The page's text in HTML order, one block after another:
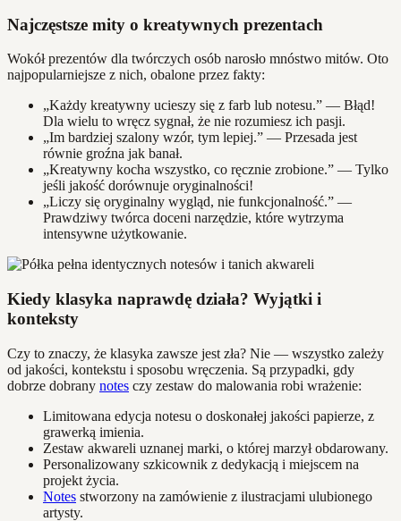
Najczęstsze mity o kreatywnych prezentach
Wokół prezentów dla twórczych osób narosło mnóstwo mitów. Oto
najpopularniejsze z nich, obalone przez fakty:
„Każdy kreatywny ucieszy się z farb lub notesu.” — Błąd!
Dla wielu to wręcz sygnał, że nie rozumiesz ich pasji.
„Im bardziej szalony wzór, tym lepiej.” — Przesada jest
równie groźna jak banał.
„Kreatywny kocha wszystko, co ręcznie zrobione.” — Tylko
jeśli jakość dorównuje oryginalności!
„Liczy się oryginalny wygląd, nie funkcjonalność.” —
Prawdziwy twórca doceni narzędzie, które wytrzyma
intensywne użytkowanie.
Kiedy klasyka naprawdę działa? Wyjątki i
konteksty
Czy to znaczy, że klasyka zawsze jest zła? Nie — wszystko zależy
od jakości, kontekstu i sposobu wręczenia. Są przypadki, gdy
dobrze dobrany notes czy zestaw do malowania robi wrażenie:
Limitowana edycja notesu o doskonałej jakości papierze, z
grawerką imienia.
Zestaw akwareli uznanej marki, o której marzył obdarowany.
Personalizowany szkicownik z dedykacją i miejscem na
projekt życia.
Notes stworzony na zamówienie z ilustracjami ulubionego
artysty.